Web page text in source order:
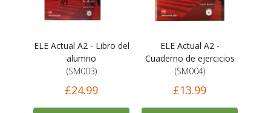
ELE Actual A2 - Libro del
alumno
(SM003)
£24.99
ELE Actual A2 -
Cuaderno de ejercicios
(SM004)
£13.99